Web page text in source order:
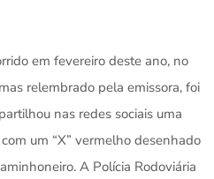
em fevereiro deste ano, no
relembrado pela emissora, foi
nas redes sociais uma
um “X” vermelho desenhado
A Polícia Rodoviária